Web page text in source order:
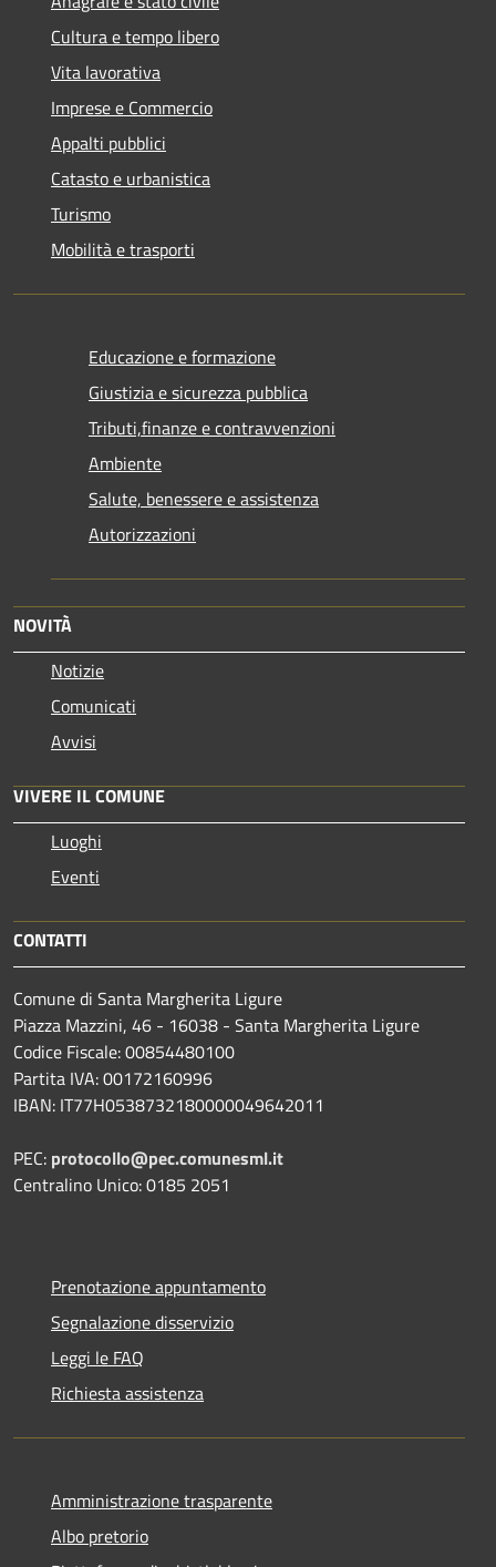
Cultura e tempo libero
Vita lavorativa
Imprese e Commercio
Appalti pubblici
Catasto e urbanistica
Turismo
Mobilità e trasporti
Educazione e formazione
Giustizia e sicurezza pubblica
Tributi,finanze e contravvenzioni
Ambiente
Salute, benessere e assistenza
Autorizzazioni
NOVITÀ
Notizie
Comunicati
Avvisi
VIVERE IL COMUNE
Luoghi
Eventi
CONTATTI
Comune di Santa Margherita Ligure
Piazza Mazzini, 46 - 16038 - Santa Margherita Ligure
Codice Fiscale: 00854480100
Partita IVA: 00172160996
IBAN: IT77H0538732180000049642011
PEC: protocollo@pec.comunesml.it
Centralino Unico: 0185 2051
Prenotazione appuntamento
Segnalazione disservizio
Leggi le FAQ
Richiesta assistenza
Amministrazione trasparente
Albo pretorio